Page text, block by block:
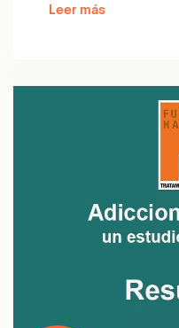
Leer más